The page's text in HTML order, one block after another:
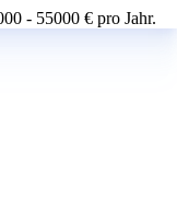
- 55000 € pro Jahr.